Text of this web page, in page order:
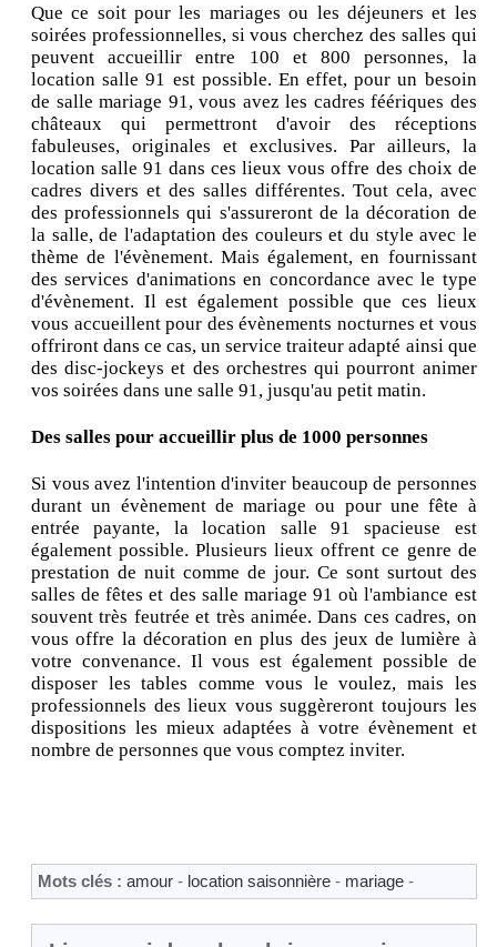
Que ce soit pour les mariages ou les déjeuners et les
soirées professionnelles, si vous cherchez des salles qui
peuvent accueillir entre 100 et 800 personnes, la
location salle 91 est possible. En effet, pour un besoin
de salle mariage 91, vous avez les cadres féériques des
châteaux qui permettront d'avoir des réceptions
fabuleuses, originales et exclusives. Par ailleurs, la
location salle 91 dans ces lieux vous offre des choix de
cadres divers et des salles différentes. Tout cela, avec
des professionnels qui s'assureront de la décoration de
la salle, de l'adaptation des couleurs et du style avec le
thème de l'évènement. Mais également, en fournissant
des services d'animations en concordance avec le type
d'évènement. Il est également possible que ces lieux
vous accueillent pour des évènements nocturnes et vous
offriront dans ce cas, un service traiteur adapté ainsi que
des disc-jockeys et des orchestres qui pourront animer
vos soirées dans une salle 91, jusqu'au petit matin.
Des salles pour accueillir plus de 1000 personnes
Si vous avez l'intention d'inviter beaucoup de personnes
durant un évènement de mariage ou pour une fête à
entrée payante, la location salle 91 spacieuse est
également possible. Plusieurs lieux offrent ce genre de
prestation de nuit comme de jour. Ce sont surtout des
salles de fêtes et des salle mariage 91 où l'ambiance est
souvent très feutrée et très animée. Dans ces cadres, on
vous offre la décoration en plus des jeux de lumière à
votre convenance. Il vous est également possible de
disposer les tables comme vous le voulez, mais les
professionnels des lieux vous suggèreront toujours les
dispositions les mieux adaptées à votre évènement et
nombre de personnes que vous comptez inviter.
Mots clés : amour - location saisonnière - mariage -